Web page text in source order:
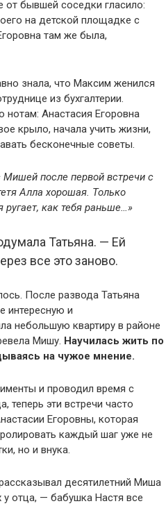
бывшей соседки гласило:
на детской площадке с
там же была,
знала, что Максим женился
из бухгалтерии.
нотам: Анастасия Егоровна
крыло, начала учить жизни,
бесконечные советы.
после первой встречи с
Алла хорошая. Только
как тебя раньше…»
Татьяна. — Ей
все это заново.
После развода Татьяна
интересную и
небольшую квартиру в районе
Мишу. Научилась жить по
на чужое мнение.
и проводил время с
эти встречи часто
Егоровны, которая
каждый шаг уже не
но и внука.
десятилетний Миша
отца, — бабушка Настя все